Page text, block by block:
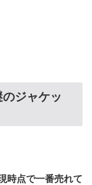
のジャケッ
時点で一番売れて